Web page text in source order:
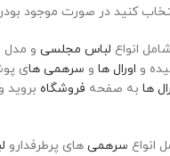
کنید در صورت موجود
شامل انواع لباس مجلسی و
و اورال ها و سرهمی های
ها به صفحه فروشگاه بروید
انواع سرهمی های پرطرفدارو